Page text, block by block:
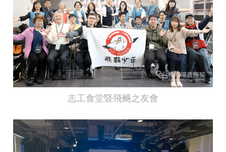
志工食堂暨飛颺之友會